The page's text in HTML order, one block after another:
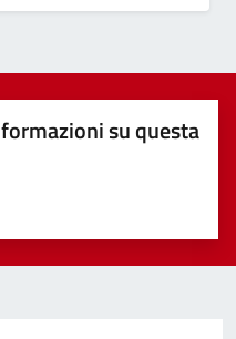
su questa
5